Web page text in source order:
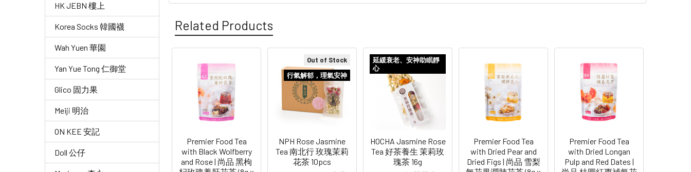
HK JEBN 樓上
Korea Socks 韓國襪
Wah Yuen 華園
Yan Yue Tong 仁御堂
Glico 固力果
Meiji 明治
ON KEE 安記
Doll 公仔
Related Products
Related
Products
Premier Food Tea
with Black Wolfberry
and Rose | 尚品 黑枸
Out of Stock
行氣解郁，理氣安神
NPH Rose Jasmine
Tea 南北行 玫瑰茉莉
花茶 10pcs
延緩衰老、安神助眠靜
心
HOCHA Jasmine Rose
Tea 好茶養生 茉莉玫
瑰茶 16g
Premier Food Tea
with Dried Pear and
Dried Figs | 尚品 雪梨
Premier Food Tea
with Dried Longan
Pulp and Red Dates |